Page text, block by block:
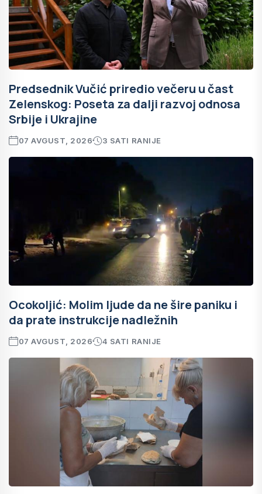
Predsednik Vučić priredio večeru u čast
Zelenskog: Poseta za dalji razvoj odnosa
Srbije i Ukrajine
07 AVGUST, 2026 3 SATI RANIJE
Ocokoljić: Molim ljude da ne šire paniku i
da prate instrukcije nadležnih
07 AVGUST, 2026 4 SATI RANIJE